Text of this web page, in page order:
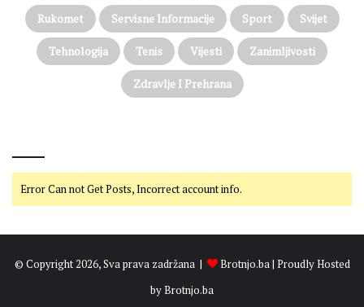
Rukomet Servisne Informacije Sport Svijet
Tehnologija Tenis Vijesti Zanimljivosti
Zdravlje I Prehrana
Error Can not Get Posts, Incorrect account info.
© Copyright 2026, Sva prava zadržana | Brotnjo.ba| Proudly Hosted
byBrotnjo.ba